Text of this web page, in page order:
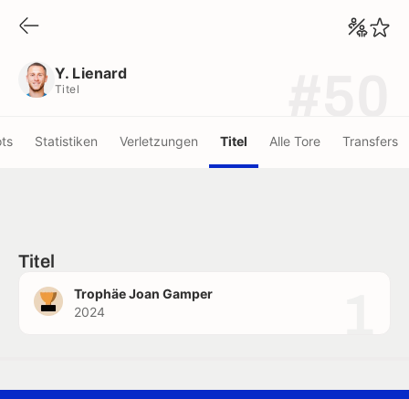
Y. Lienard
Titel
Statistiken Verletzungen Titel Alle Tore Transfers
Titel
Trophäe Joan Gamper
2024